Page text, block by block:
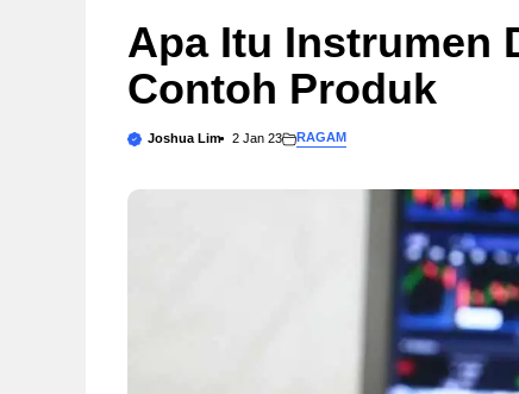
Apa Itu Instrumen
Contoh Produk
Joshua Lim 2 Jan 23 RAGAM